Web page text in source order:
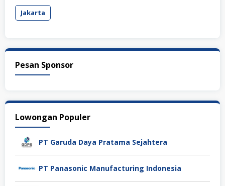
Jakarta
Pesan Sponsor
Lowongan Populer
PT Garuda Daya Pratama Sejahtera
PT Panasonic Manufacturing Indonesia